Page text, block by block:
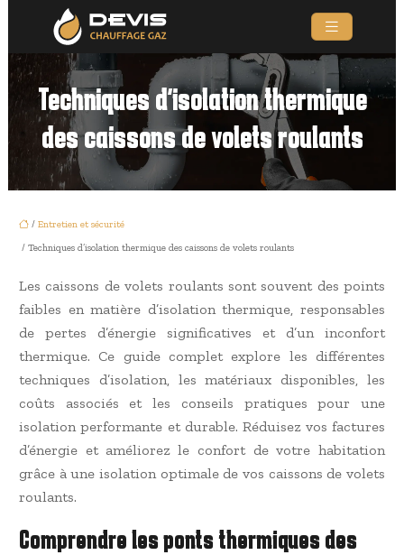
Techniques d’isolation thermique
des caissons de volets roulants
/ Entretien et sécurité
/ Techniques d’isolation thermique des caissons de volets roulants
Les caissons de volets roulants sont souvent des points
faibles en matière d’isolation thermique, responsables
de pertes d’énergie significatives et d’un inconfort
thermique. Ce guide complet explore les différentes
techniques d’isolation, les matériaux disponibles, les
coûts associés et les conseils pratiques pour une
isolation performante et durable. Réduisez vos factures
d’énergie et améliorez le confort de votre habitation
grâce à une isolation optimale de vos caissons de volets
roulants.
Comprendre les ponts thermiques des